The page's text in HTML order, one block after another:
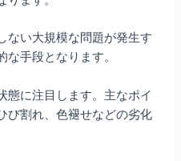
ない大規模な問題が発生す
手段となります。
態に注目します。主なポイ
び割れ、色褪せなどの劣化